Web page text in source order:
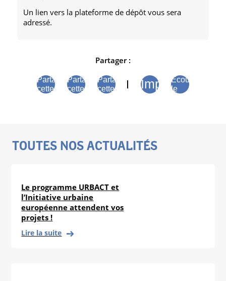
Un lien vers la plateforme de dépôt vous sera
adressé.
Partager :
Partager
cette
Partager
cette
Partager
cette
Imprimer
Écouter
le
TOUTES NOS ACTUALITÉS
Le programme URBACT et
l’Initiative urbaine
européenne attendent vos
projets !
Lire la suite